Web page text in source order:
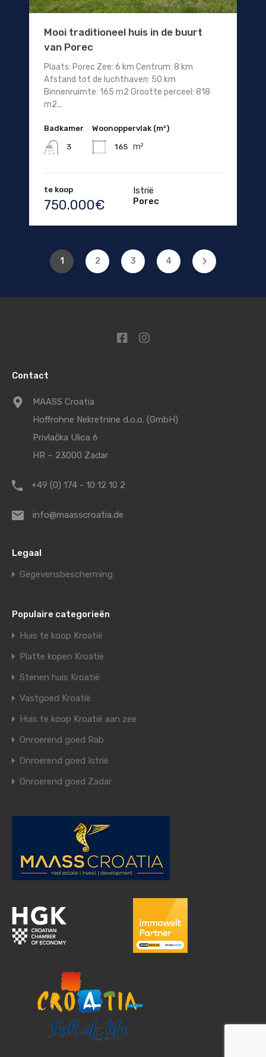
Mooi traditioneel huis in de buurt
van Porec
Plaats: Porec Zee: 6 km Centrum: 8 km
Afstand tot de luchthaven: 50 km
Binnenruimte: 165 m2 Grootte perceel: 818
m2...
Badkamer
3
Woonoppervlak (m²)
165 m²
te koop
750.000€
Istrië
Porec
1 2 3 4
Contact
MAASS Croatia
Hoffrohne Nekretnine d.o.o. (GmbH)
Privlačka Ulica 6
HR – 23000 Zadar
+49 (0) 174 - 10 12 10 2
info@maasscroatia.de
Legaal
Gegevensbescherming
Populaire categorieën
Huis te koop Kroatië
Platte kopen Kroatië
Stenen huis Kroatië
Vastgoed Kroatië
Huis te koop Kroatië aan zee
Onroerend goed Rab
Onroerend goed Istrië
Onroerend goed Zadar